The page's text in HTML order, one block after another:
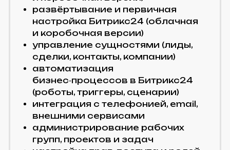
СRM и системные
интеграции
Битрикс24, amoCRM, 1С, ERP,
телефония, платёжные
системы.
Связываем сайт с CRM, сервисами
и внутренними системами без